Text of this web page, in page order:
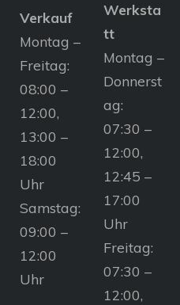
Verkauf
Montag –
Freitag:
08:00 –
12:00,
13:00 –
18:00
Uhr
Samstag:
09:00 –
12:00
Uhr
Werksta
tt
Montag –
Donnerst
ag:
07:30 –
12:00,
12:45 –
17:00
Uhr
Freitag:
07:30 –
12:00,